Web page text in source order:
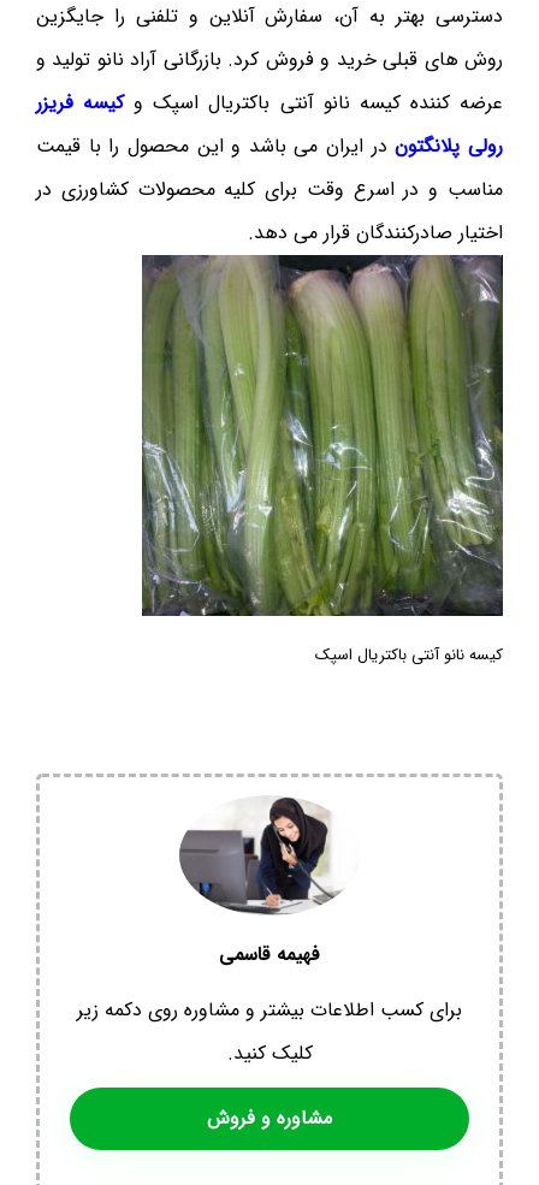
دسترسی بهتر به آن، سفارش آنلاین و تلفنی را جایگزین
روش های قبلی خرید و فروش کرد. بازرگانی آراد نانو تولید و
عرضه کننده کیسه نانو آنتی باکتریال اسپک وکیسه فریزر
رولی پلانگتوندر ایران می باشد و این محصول را با قیمت
مناسب و در اسرع وقت برای کلیه محصولات کشاورزی در
اختیار صادرکنندگان قرار می دهد.
کیسه نانو آنتی باکتریال اسپک
فهیمه قاسمی
برای کسب اطلاعات بیشتر و مشاوره روی دکمه زیر
کلیک کنید.
مشاوره و فروش